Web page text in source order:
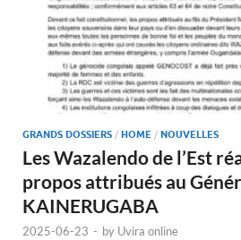
GRANDS DOSSIERS / HOME / NOUVELLES
Les Wazalendo de l’Est
propos attribués au
KAINERUGABA
2025-06-23 - by Uvira online